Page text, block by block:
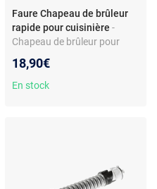
Faure Chapeau de brûleur
rapide pour cuisinière -
Chapeau de brûleur pour
CML519 et autres - Noir -
Réf. 94326450100
18,90€
En stock